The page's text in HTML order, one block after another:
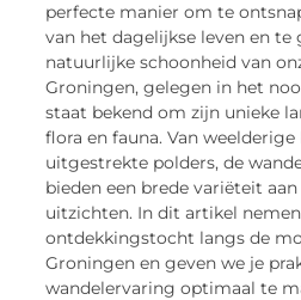
perfecte manier om te
van het dagelijkse leven en te
natuurlijke schoonheid van
Groningen, gelegen in het
staat bekend om zijn unieke
flora en fauna. Van
uitgestrekte polders, de
bieden een brede variëteit
uitzichten. In dit artikel
ontdekkingstocht langs de
Groningen en geven we je
wandelervaring optimaal te